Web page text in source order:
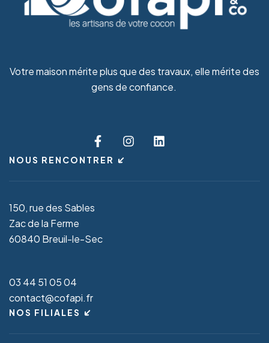
Votre maison mérite plus que des travaux, elle mérite des
gens de confiance.
NOUS RENCONTRER
150, rue des Sables
Zac de la Ferme
60840 Breuil-le-Sec
03 44 51 05 04
contact@cofapi.fr
NOS FILIALES